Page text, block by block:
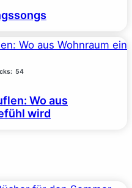
54
Wo aus
wird